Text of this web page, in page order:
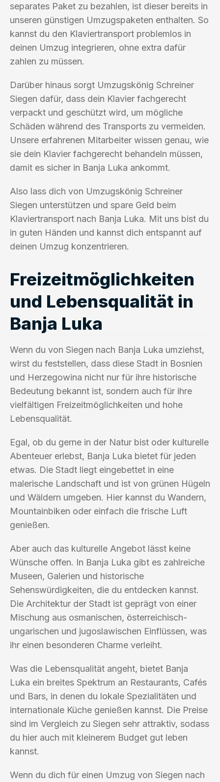
separates Paket zu bezahlen, ist dieser bereits in
unseren günstigen Umzugspaketen enthalten. So
kannst du den Klaviertransport problemlos in
deinen Umzug integrieren, ohne extra dafür
zahlen zu müssen.
Darüber hinaus sorgt Umzugskönig Schreiner
Siegen dafür, dass dein Klavier fachgerecht
verpackt und geschützt wird, um mögliche
Schäden während des Transports zu vermeiden.
Unsere erfahrenen Mitarbeiter wissen genau, wie
sie dein Klavier fachgerecht behandeln müssen,
damit es sicher in Banja Luka ankommt.
Also lass dich von Umzugskönig Schreiner
Siegen unterstützen und spare Geld beim
Klaviertransport nach Banja Luka. Mit uns bist du
in guten Händen und kannst dich entspannt auf
deinen Umzug konzentrieren.
Freizeitmöglichkeiten
und Lebensqualität in
Banja Luka
Wenn du von Siegen nach Banja Luka umziehst,
wirst du feststellen, dass diese Stadt in Bosnien
und Herzegowina nicht nur für ihre historische
Bedeutung bekannt ist, sondern auch für ihre
vielfältigen Freizeitmöglichkeiten und hohe
Lebensqualität.
Egal, ob du gerne in der Natur bist oder kulturelle
Abenteuer erlebst, Banja Luka bietet für jeden
etwas. Die Stadt liegt eingebettet in eine
malerische Landschaft und ist von grünen Hügeln
und Wäldern umgeben. Hier kannst du Wandern,
Mountainbiken oder einfach die frische Luft
genießen.
Aber auch das kulturelle Angebot lässt keine
Wünsche offen. In Banja Luka gibt es zahlreiche
Museen, Galerien und historische
Sehenswürdigkeiten, die du entdecken kannst.
Die Architektur der Stadt ist geprägt von einer
Mischung aus osmanischen, österreichisch-
ungarischen und jugoslawischen Einflüssen, was
ihr einen besonderen Charme verleiht.
Was die Lebensqualität angeht, bietet Banja
Luka ein breites Spektrum an Restaurants, Cafés
und Bars, in denen du lokale Spezialitäten und
internationale Küche genießen kannst. Die Preise
sind im Vergleich zu Siegen sehr attraktiv, sodass
du hier auch mit kleinerem Budget gut leben
kannst.
Wenn du dich für einen Umzug von Siegen nach